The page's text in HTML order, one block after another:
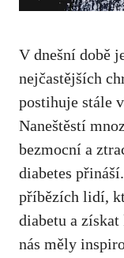
V dnešní době‌
nejčastějších
postihuje stále
Naneštěstí
bezmocní‍ a
diabetes
příbězích lidí,
diabetu a
nás ⁤měly⁢